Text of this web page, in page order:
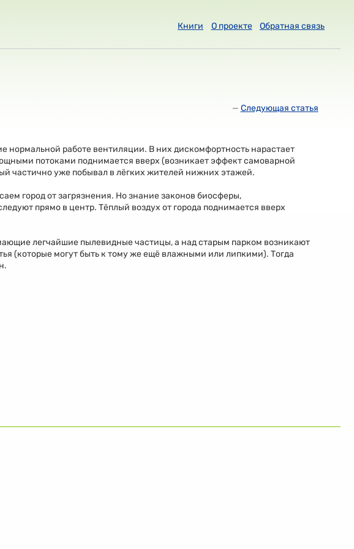
Книги О проекте Обратная связь
— Следующая статья
работе вентиляции. В них дискомфортность нарастает
потоками поднимается вверх (возникает эффект самоварной
частично уже побывал в лёгких жителей нижних этажей.
город от загрязнения. Но знание законов биосферы,
прямо в центр. Тёплый воздух от города поднимается вверх
легчайшие пылевидные частицы, а над старым парком возникают
(которые могут быть к тому же ещё влажными или липкими). Тогда